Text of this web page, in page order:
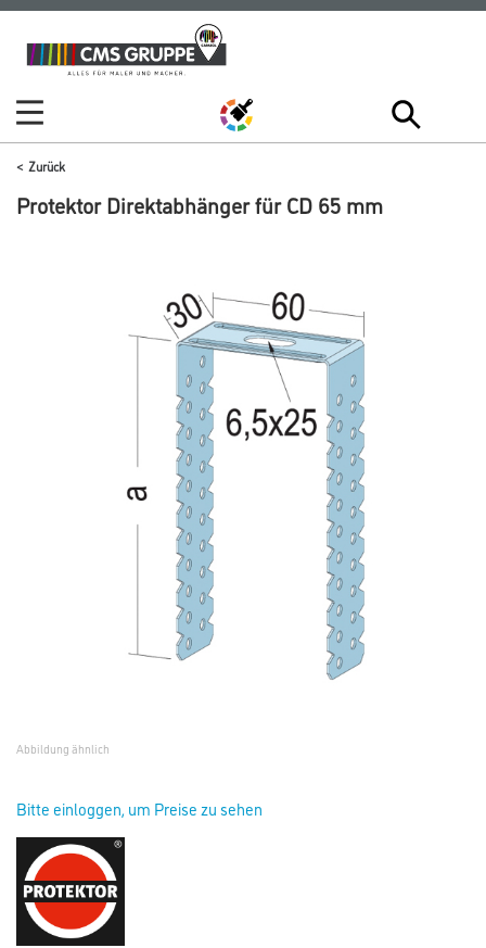
Zum
Inhalt
Zum
Navigationsmenü
Zurück
Protektor Direktabhänger für CD 65 mm
Abbildung ähnlich
Bitte einloggen, um Preise zu sehen